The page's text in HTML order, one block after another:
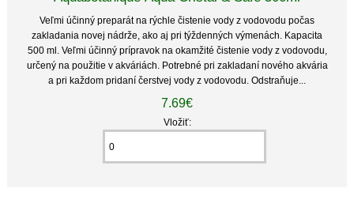
Veľmi účinný preparát na rýchle čistenie vody z vodovodu počas
zakladania novej nádrže, ako aj pri týždenných výmenách. Kapacita
500 ml. Veľmi účinný prípravok na okamžité čistenie vody z vodovodu,
určený na použitie v akváriách. Potrebné pri zakladaní nového akvária
a pri každom pridaní čerstvej vody z vodovodu. Odstraňuje...
7.69€
Vložiť: